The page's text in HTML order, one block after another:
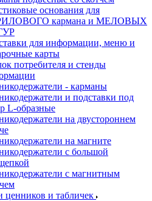
основания для
кармана и МЕЛОВЫХ
для информации, меню и
карты
потребителя и стенды
- карманы
и подставки под
L-образные
на двустороннем
на магните
с большой
с магнитным
ценников и табличек